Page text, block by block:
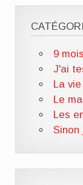
9
J'ai
La
Le
Les
Sinon